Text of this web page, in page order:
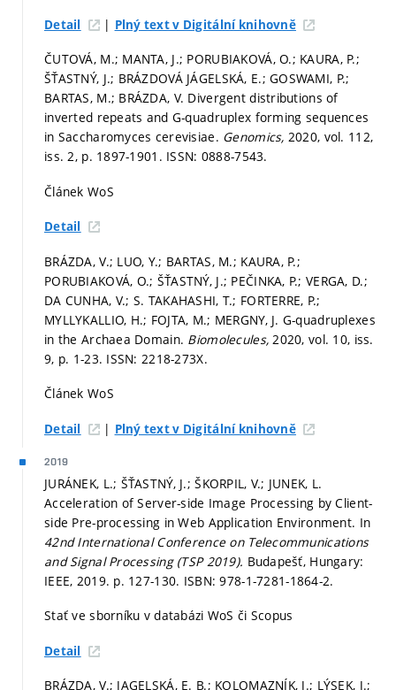
Detail | Plný text v Digitální knihovně
ČUTOVÁ, M.; MANTA, J.; PORUBIAKOVÁ, O.; KAURA, P.;
ŠŤASTNÝ, J.; BRÁZDOVÁ JÁGELSKÁ, E.; GOSWAMI, P.;
BARTAS, M.; BRÁZDA, V. Divergent distributions of
inverted repeats and G-quadruplex forming sequences
in Saccharomyces cerevisiae. Genomics, 2020, vol. 112,
iss. 2, p. 1897-1901. ISSN: 0888-7543.
Článek WoS
Detail
BRÁZDA, V.; LUO, Y.; BARTAS, M.; KAURA, P.;
PORUBIAKOVÁ, O.; ŠŤASTNÝ, J.; PEČINKA, P.; VERGA, D.;
DA CUNHA, V.; S. TAKAHASHI, T.; FORTERRE, P.;
MYLLYKALLIO, H.; FOJTA, M.; MERGNY, J. G-quadruplexes
in the Archaea Domain. Biomolecules, 2020, vol. 10, iss.
9, p. 1-23. ISSN: 2218-273X.
Článek WoS
Detail | Plný text v Digitální knihovně
2019
JURÁNEK, L.; ŠŤASTNÝ, J.; ŠKORPIL, V.; JUNEK, L.
Acceleration of Server-side Image Processing by Client-
side Pre-processing in Web Application Environment. In
42nd International Conference on Telecommunications
and Signal Processing (TSP 2019). Budapešť, Hungary:
IEEE, 2019. p. 127-130. ISBN: 978-1-7281-1864-2.
Stať ve sborníku v databázi WoS či Scopus
Detail
BRÁZDA, V.; JAGELSKÁ, E. B.; KOLOMAZNÍK, J.; LÝSEK, J.;